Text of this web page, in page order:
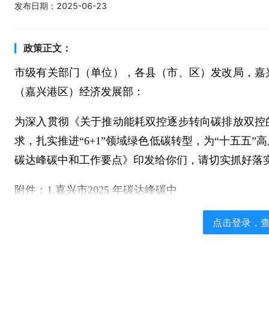
发布日期： 2025-06-23
政策正文：
市级有关部门（单位），各县（市、区）发改局，
（嘉兴港区）经济发展部：
为深入贯彻《关于推动能耗双控逐步转向碳排放双
求，扎实推进“6+1”领域绿色低碳转型，为“十五五”
碳达峰碳中和工作要点》印发给你们，请切实抓好落
附件：1.嘉兴市2025 年碳达峰碳中
点击登录，